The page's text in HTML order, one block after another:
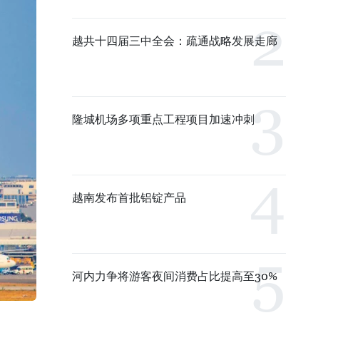
越共十四届三中全会：疏通战略发展走廊
隆城机场多项重点工程项目加速冲刺
越南发布首批铝锭产品
河内力争将游客夜间消费占比提高至30%